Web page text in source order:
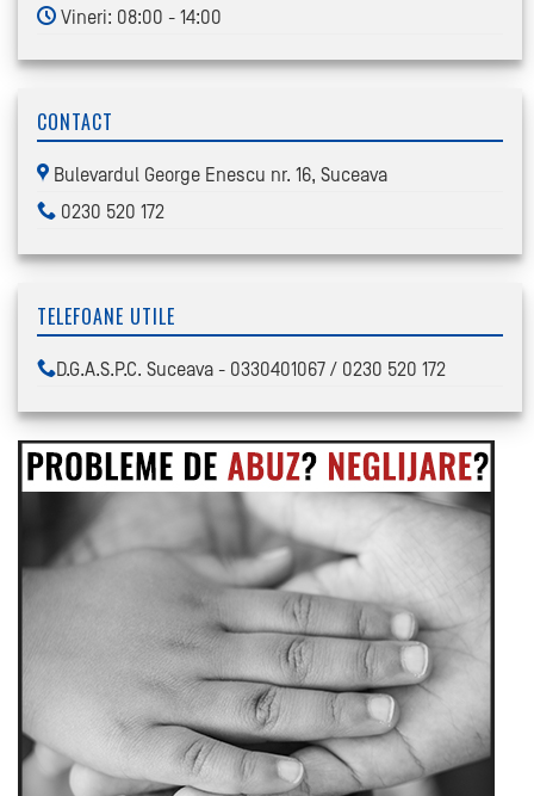
Vineri: 08:00 - 14:00
CONTACT
Bulevardul George Enescu nr. 16, Suceava
0230 520 172
TELEFOANE UTILE
D.G.A.S.P.C. Suceava - 0330401067 / 0230 520 172